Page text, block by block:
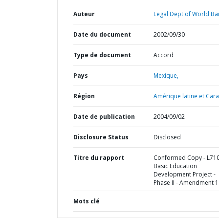
Auteur Legal Dept of World
Date du document 2002/09/30
Type de document Accord
Pays Mexique,
Région Amérique latine et
Date de publication 2004/09/02
Disclosure Status Disclosed
Titre du rapport
Conformed Copy -
Basic Education
Development Project -
Phase II - Amendment 1
Mots clé